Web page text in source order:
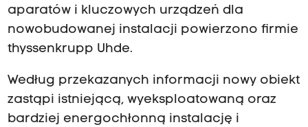
aparatów i kluczowych urządzeń dla
nowobudowanej instalacji powierzono firmie
thyssenkrupp Uhde.
Według przekazanych informacji nowy obiekt
zastąpi istniejącą, wyeksploatowaną oraz
bardziej energochłonną instalację i